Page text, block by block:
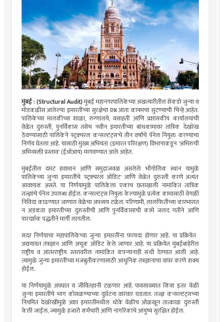
मुंबई : (Structural Audit)मुंबई महानगरपालिकेच्या अखत्यारीतील शेकडो जुन्या व
मोडकळीस आलेल्या इमारतींच्या सुरक्षेचा प्रश्न आता कायमचा सुटण्याची चिन्हे आहेत.
पालिकेच्या मालकीच्या शाळा, रुग्णालये, वसाहती आणि प्रशासकीय कार्यालयांची
वेळेत दुरुस्ती, पुनर्विकास तसेच नवीन इमारतींच्या बांधकामावर तांत्रिक देखरेख
ठेवण्यासाठी पालिकेने 'स्ट्रक्चरल कन्सल्टंट्स'चे तीन वर्षांचे पॅनेल नियुक्त करण्याचा
निर्णय घेतला आहे. यासाठी मुख्य अभियंता (इमारत परिरक्षण) विभागाकडून 'अभिरुची
अभिव्यक्ती प्रस्ताव' (ईओआय) मागवण्यात आले आहेत.
​मुंबईतील दमट हवामान आणि समुद्राजवळ असलेले भौगोलिक स्थान यामुळे
पालिकेच्या जुन्या इमारतींचे 'स्ट्रक्चरल ऑडिट' आणि वेळेत दुरुस्ती करणे अत्यंत
आवश्यक असते. या निर्णयामुळे पालिकेला एकाच छताखाली नामांकित तांत्रिक
तज्ज्ञांचे पॅनेल उपलब्ध होईल. कन्सल्टंट्स नियुक्त केल्यामुळे प्रत्येक कामासाठी वेगळी
निविदा काढण्यात जाणारा वेळेचा अपव्यय टळेल. परिणामी, लालफितीच्या कारभारात
न अडकता इमारतींच्या दुरुस्तीची आणि पुनर्विकासाची कामे जलद गतीने आणि
पारदर्शक पद्धतीने मार्गी लागतील.
सदर निर्णयाचा महापालिकेच्या ​जुन्या इमारतींना फायदा होणार आहे. या प्रक्रियेत ​
अद्ययावत तंत्रज्ञान आणि अचूक ऑडिट केले जाणार आहे. या प्रक्रियेत मुंबईबाहेरील
राष्ट्रीय व आंतरराष्ट्रीय स्तरावरील नामांकित कंपन्यांनाही संधी देण्यात आली आहे.
त्यामुळे जुन्या इमारतींच्या मजबुतीकरणासाठी आधुनिक तंत्रज्ञानाचा वापर करणे शक्य
होईल.
या निर्णयामुळे ​अपघात व जीवितहानी टळणार आहे. पावसाळ्यात किंवा इतर वेळी
जुन्या इमारतींचे भाग कोसळण्याच्या दुर्घटना वारंवार घडतात. तज्ज्ञ कन्सल्टंट्सच्या
नियमित देखरेखीमुळे अशा इमारतींमधील धोके वेळीच ओळखून तात्काळ दुरुस्ती
केली जाईल, ज्यामुळे हजारो कर्मचारी आणि नागरिकांचे आयुष्य सुरक्षित होईल.